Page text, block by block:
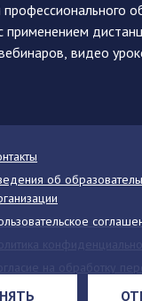
применением
видео
об